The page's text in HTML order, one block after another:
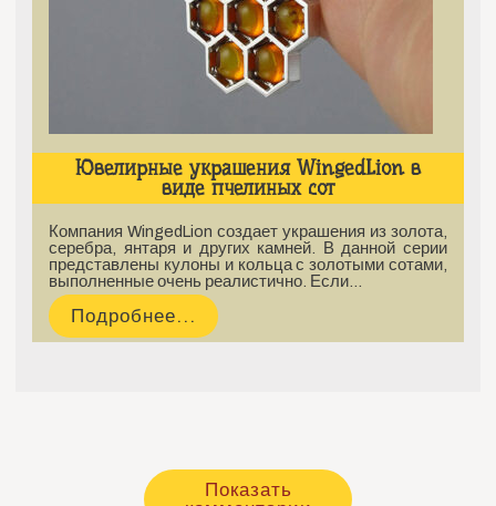
Ювелирные украшения WingedLion в
виде пчелиных сот
Компания WingedLion создает украшения из золота,
серебра, янтаря и других камней. В данной серии
представлены кулоны и кольца с золотыми сотами,
выполненные очень реалистично. Если…
Подробнее...
Показать